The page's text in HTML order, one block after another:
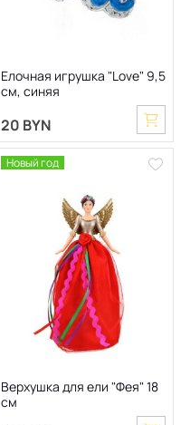
Елочная игрушка "Love" 9,5
см, синяя
20 BYN
Новый год
Верхушка для ели "Фея" 18
см